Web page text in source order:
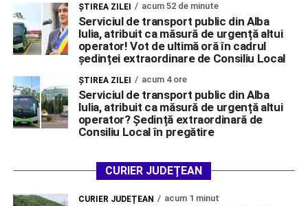
ŞTIREA ZILEI acum 52 de minute
Serviciul de transport public din Alba
Iulia, atribuit ca măsură de urgență altui
operator! Vot de ultimă oră în cadrul
ședinței extraordinare de Consiliu Local
ŞTIREA ZILEI acum 4 ore
Serviciul de transport public din Alba
Iulia, atribuit ca măsură de urgență altui
operator? Ședință extraordinară de
Consiliu Local în pregătire
CURIER JUDEȚEAN
CURIER JUDEȚEAN acum 1 minut